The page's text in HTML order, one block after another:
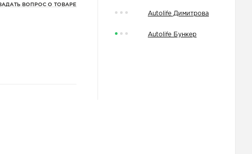
ВОПРОС О ТОВАРЕ
Autolife Димитрова
Autolife Бункер